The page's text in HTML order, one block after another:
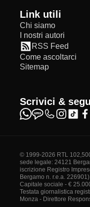
Link utili
Chi siamo
I nostri autori
RSS Feed
Come ascoltarci
Sitemap
Scrivici &
© 1999-2026 RTL
sede legale: 24121
iscrizione Registro
Bergamo n. r.e.a. 226901)
Capitale sociale - €
Testata giornalistica
Monza - Direttore